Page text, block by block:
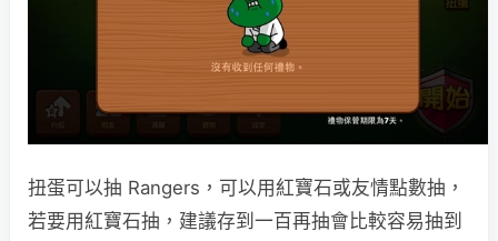
扭蛋可以抽 Rangers，可以用紅寶石或友情點數抽，
若要用紅寶石抽，建議存到一百再抽會比較容易抽到